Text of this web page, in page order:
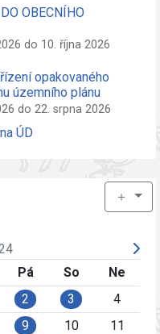
OBECNÍHO
do 10. října 2026
opakovaného
územního plánu
do 22. srpna 2026
ÚD
＋
Pá So
Ne
2 3
4
9 10
11